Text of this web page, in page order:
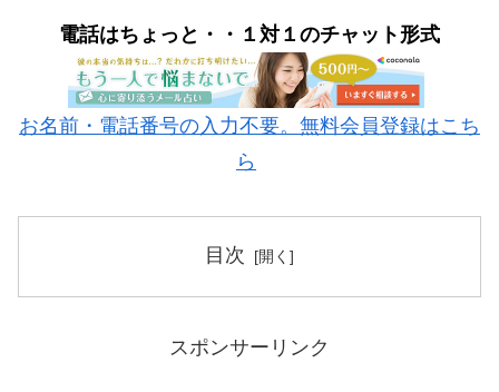
電話はちょっと ・・１対１のチャット形式
お名前・電話番号の入力不要。無料会員登録はこち
ら
目次
スポンサーリンク